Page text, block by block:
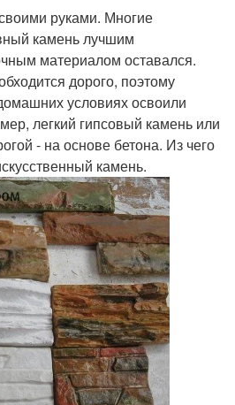
руками. Многие
камень лучшим
материалом оставался.
дорого, поэтому
условиях освоили
легкий гипсовый камень или
- на основе бетона. Из чего
камень.